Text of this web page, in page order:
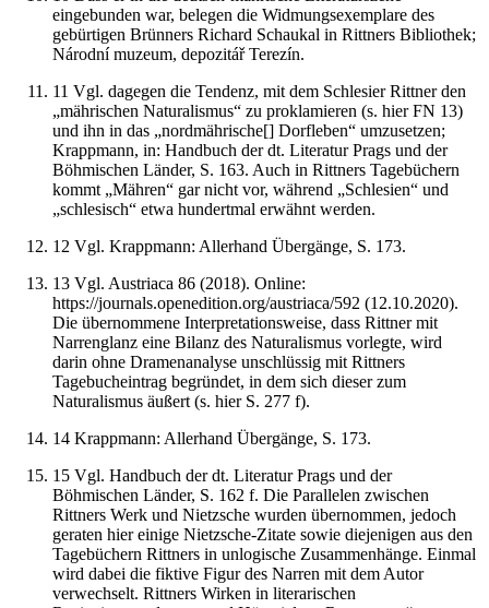
eingebunden war, belegen die Widmungsexemplare des
gebürtigen Brünners Richard Schaukal in Rittners Bibliothek;
Národní muzeum, depozitářTerezín.
11 Vgl. dagegen die Tendenz, mit dem Schlesier Rittner den
„mährischen Naturalismus“ zu proklamieren (s. hier FN 13)
und ihn in das „nordmährische[] Dorfleben“ umzusetzen;
Krappmann, in: Handbuch der dt. Literatur Prags und der
Böhmischen Länder, S. 163. Auch in Rittners Tagebüchern
kommt „Mähren“ gar nicht vor, während „Schlesien“ und
„schlesisch“ etwa hundertmal erwähnt werden.
12 Vgl. Krappmann: Allerhand Übergänge, S. 173.
13 Vgl. Austriaca 86 (2018). Online:
https://journals.openedition.org/austriaca/592 (12.10.2020).
Die übernommene Interpretationsweise, dass Rittner mit
Narrenglanz eine Bilanz des Naturalismus vorlegte, wird
darin ohne Dramenanalyse unschlüssig mit Rittners
Tagebucheintrag begründet, in dem sich dieser zum
Naturalismus äußert (s. hier S. 277 f).
14 Krappmann: Allerhand Übergänge, S. 173.
15 Vgl. Handbuch der dt. Literatur Prags und der
Böhmischen Länder, S. 162 f. Die Parallelen zwischen
Rittners Werk und Nietzsche wurden übernommen, jedoch
geraten hier einige Nietzsche-Zitate sowie diejenigen aus den
Tagebüchern Rittners in unlogische Zusammenhänge. Einmal
wird dabei die fiktive Figur des Narren mit dem Autor
verwechselt. Rittners Wirken in literarischen